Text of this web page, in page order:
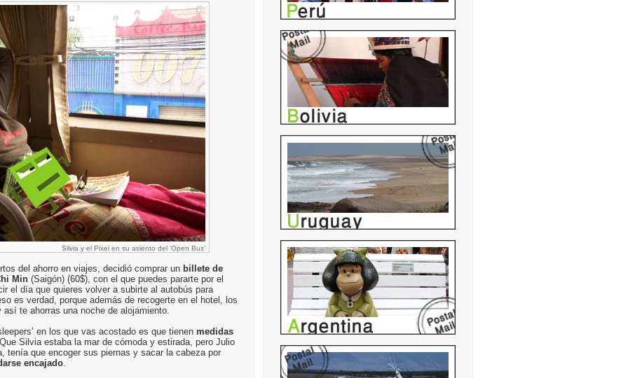
Silvia y el Pixel en su asiento del 'Open Bus'
del ahorro en viajes, decidió comprar un billete de
Min (Saigón) (60$), con el que puedes pararte por el
el día que quieres volver a subirte al autobús para
es verdad, porque además de recogerte en el hotel, los
te ahorras una noche de alojamiento.
en los que vas acostado es que tienen medidas
Silvia estaba la mar de cómoda y estirada, pero Julio
tenía que encoger sus piernas y sacar la cabeza por
encajado.